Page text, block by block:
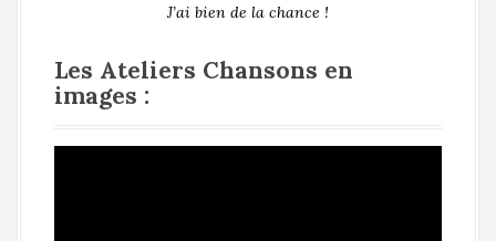
J’ai bien de la chance !
Les Ateliers Chansons en
images :